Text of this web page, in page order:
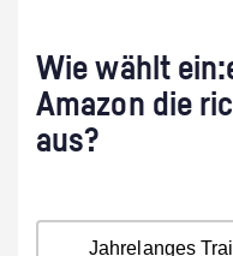
Wie wählt
Amazon die
aus?